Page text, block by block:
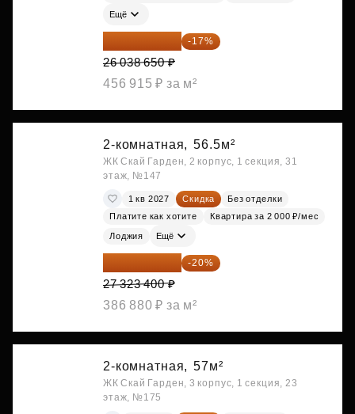
Ещё
21 612 080 ₽ -17%
26 038 650 ₽
456 915 ₽ за м²
2-комнатная, 56.5м²
ЖК Скай Гарден, 2 корпус, 1 секция, 31
этаж, №147
1 кв 2027 Скидка
Без отделки
Платите как хотите
Квартира за 2 000 ₽/мес
Лоджия Ещё
21 858 720 ₽ -20%
27 323 400 ₽
386 880 ₽ за м²
2-комнатная, 57м²
ЖК Скай Гарден, 3 корпус, 1 секция, 23
этаж, №175